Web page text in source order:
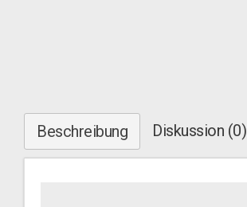
Beschreibung Diskussion (0)